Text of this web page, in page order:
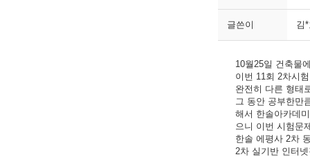
글쓴이 김
10월25일 건축물
이번 11회 2차시
완전히 다른 형태
그 동안 공부한만
해서 한솔아카데
으니 이번 시험문
한솔 에평사 2차
2차 실기반 인터